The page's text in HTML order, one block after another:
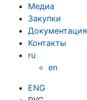
Медиа
Закупки
Документация
Контакты
ru
en
ENG